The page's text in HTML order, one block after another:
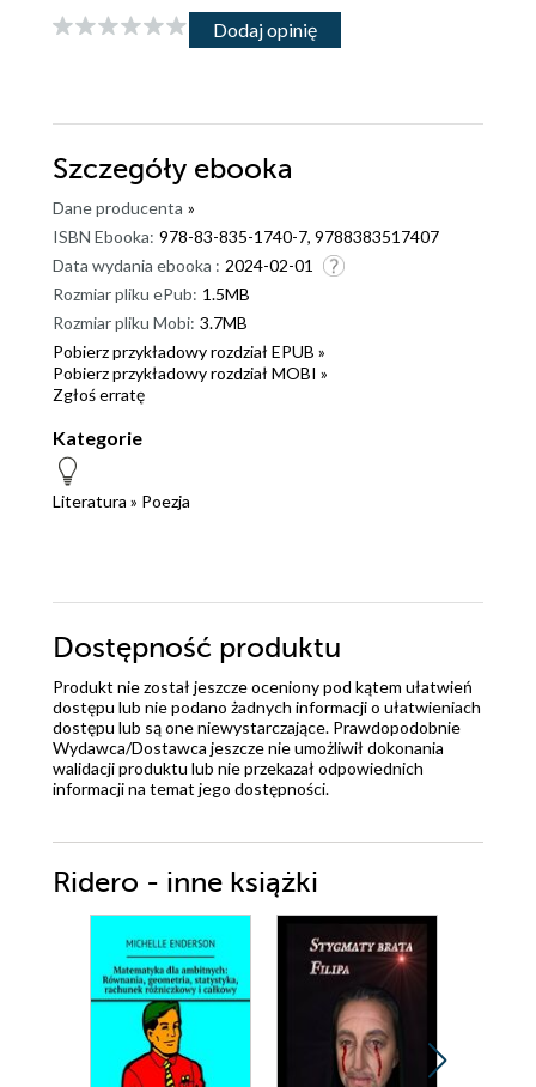
Dodaj opinię
Szczegóły ebooka
Dane producenta »
ISBN Ebooka: 978-83-835-1740-7, 9788383517407
Data wydania ebooka : 2024-02-01
Rozmiar pliku ePub: 1.5MB
Rozmiar pliku Mobi: 3.7MB
Pobierz przykładowy rozdział EPUB »
Pobierz przykładowy rozdział MOBI »
Zgłoś erratę
Kategorie
Literatura » Poezja
Dostępność produktu
Produkt nie został jeszcze oceniony pod kątem ułatwień
dostępu lub nie podano żadnych informacji o ułatwieniach
dostępu lub są one niewystarczające. Prawdopodobnie
Wydawca/Dostawca jeszcze nie umożliwił dokonania
walidacji produktu lub nie przekazał odpowiednich
informacji na temat jego dostępności.
Ridero - inne książki